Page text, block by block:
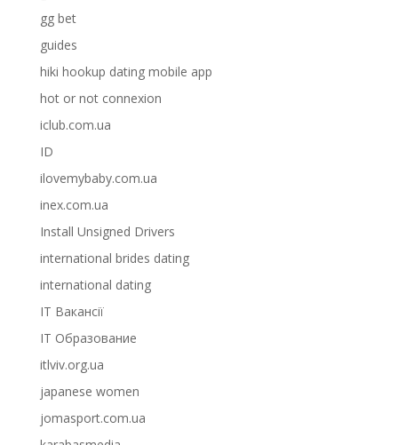
gg bet
guides
hiki hookup dating mobile app
hot or not connexion
iclub.com.ua
ID
ilovemybaby.com.ua
inex.com.ua
Install Unsigned Drivers
international brides dating
international dating
IT Вакансії
IT Образование
itlviv.org.ua
japanese women
jomasport.com.ua